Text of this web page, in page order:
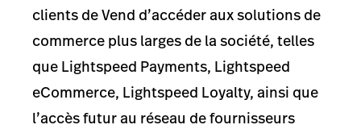
clients de Vend d’accéder aux solutions de
commerce plus larges de la société, telles
que Lightspeed Payments, Lightspeed
eCommerce, Lightspeed Loyalty, ainsi que
l’accès futur au réseau de fournisseurs